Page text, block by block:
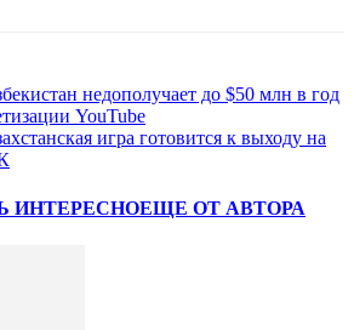
недополучает до $50 млн в год
YouTube
игра готовится к выходу на
ИНТЕРЕСНОЕЩЕ ОТ АВТОРА